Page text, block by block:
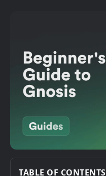
TABLE OF CONTENTS